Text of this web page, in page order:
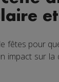
fêtes pour
impact sur